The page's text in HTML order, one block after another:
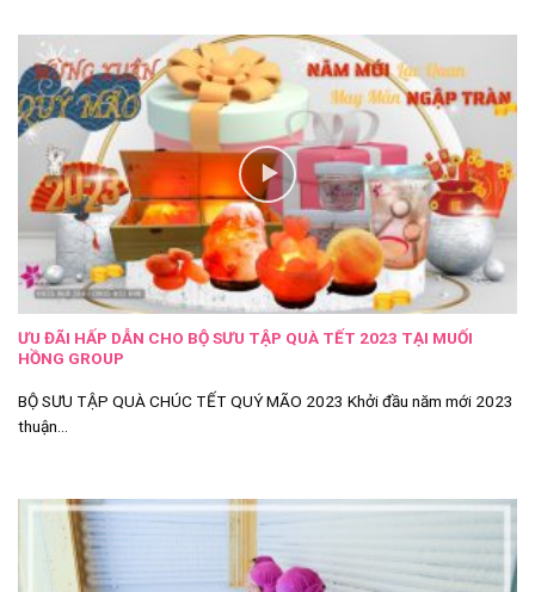
ƯU ĐÃI HẤP DẪN CHO BỘ SƯU TẬP QUÀ TẾT 2023 TẠI MUỐI
HỒNG GROUP
BỘ SƯU TẬP QUÀ CHÚC TẾT QUÝ MÃO 2023 Khởi đầu năm mới 2023
thuận...